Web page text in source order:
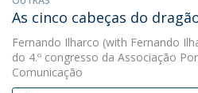
As cinco cabeças do
Fernando Ilharco (with Fernando
do 4.º congresso da Associação
Comunicação